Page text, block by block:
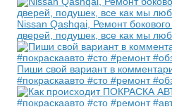
Nissan Qashqai, Ремонт
дверей, подушек, все как мы
Пиши свой вариант в
#покраскаавто #сто #ремонт